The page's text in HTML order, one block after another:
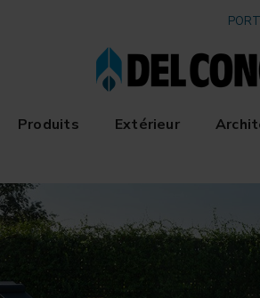
Produits Extérieur